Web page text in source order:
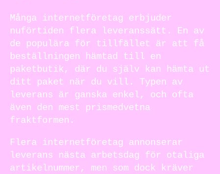
Många internetföretag erbjuder
nuförtiden flera leveranssätt. En av
de populära för tillfället är att få
beställningen hämtad till en
paketbutik, där du själv kan hämta ut
ditt paket när du vill. Typen av
leverans är ganska enkel, och ofta
även den mest prismedvetna
fraktformen.
Flera internetföretag annonserar
leverans nästa arbetsdag för otaliga
artikelnummer, men som dock kräver